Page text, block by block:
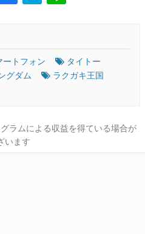
ートフォン
タイトー
グダム
ラクガキ王国
ラムによる収益を得ている場合が
います